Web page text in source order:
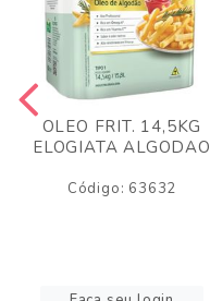
OLEO FRIT. 14,5KG
ELOGIATA ALGODAO
Código: 63632